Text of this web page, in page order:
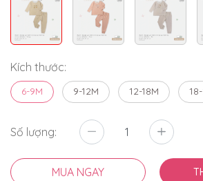
Kích thước:
6-9M 9-12M 12-18M
Số lượng:
MUA NGAY